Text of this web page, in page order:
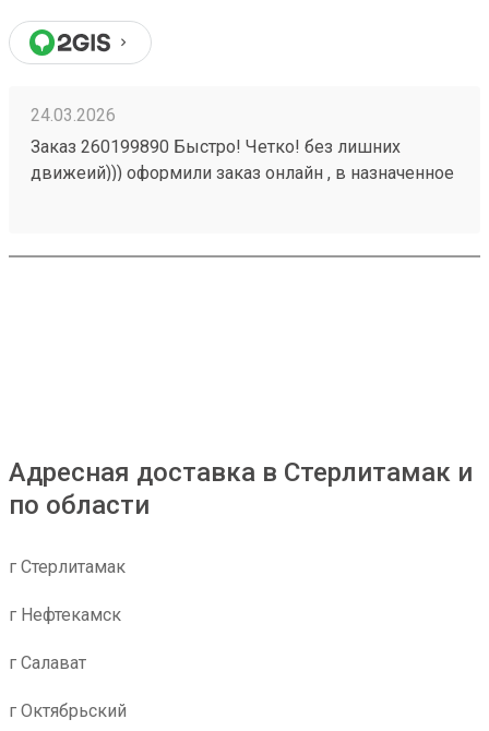
24.03.2026
Заказ 260199890 Быстро! Четко! без лишних
движеий))) оформили заказ онлайн , в назначенное
Адресная доставка в Стерлитамак и
по области
г Стерлитамак
г Нефтекамск
г Салават
г Октябрьский